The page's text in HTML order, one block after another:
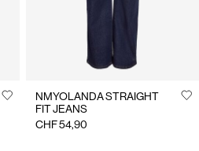
NMYOLANDA STRAIGHT
FIT JEANS
CHF 54,90